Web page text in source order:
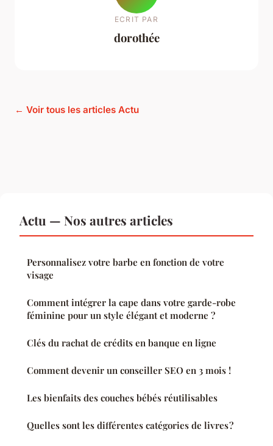
ECRIT PAR
dorothée
← Voir tous les articles Actu
Actu — Nos autres articles
Personnalisez votre barbe en fonction de votre
visage
Comment intégrer la cape dans votre garde-robe
féminine pour un style élégant et moderne ?
Clés du rachat de crédits en banque en ligne
Comment devenir un conseiller SEO en 3 mois !
Les bienfaits des couches bébés réutilisables
Quelles sont les différentes catégories de livres ?